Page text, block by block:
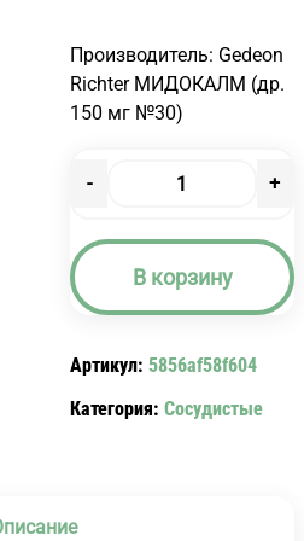
Производитель: Gedeon
Richter МИДОКАЛМ (др.
150 мг №30)
-
МИДОКАЛМ
(ДР.
150
№30)
MYDOCALM.
+
В корзину
Артикул: 5856af58f604
Категория: Сосудистые